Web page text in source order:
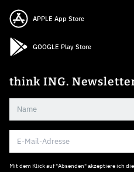
APPLE App Store
GOOGLE Play Store
think ING.
Mit dem Klick auf "Absenden" akzeptiere ich die